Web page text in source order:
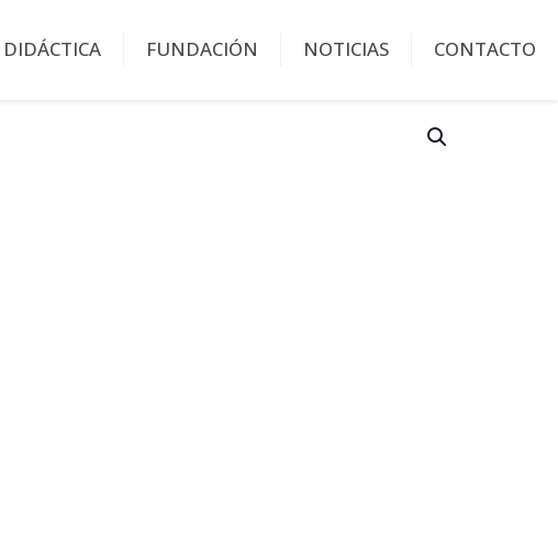
DIDÁCTICA FUNDACIÓN NOTICIAS CONTACTO